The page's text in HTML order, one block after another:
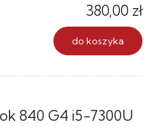
380,00 zł
do koszyka
840 G4 i5-7300U